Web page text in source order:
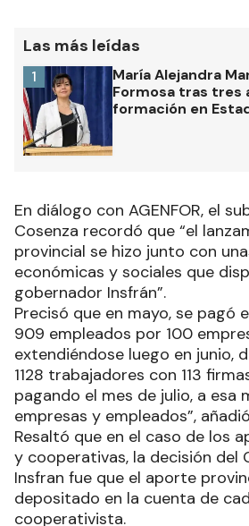
Las más leídas
María Alejandra
Formosa tras tres
formación en
1
En diálogo con AGENFOR, el
Cosenza recordó que “el
provincial se hizo junto con
económicas y sociales que
gobernador Insfrán”.
Precisó que en mayo, se pagó
909 empleados por 100
extendiéndose luego en junio,
1128 trabajadores con 113
pagando el mes de julio, a esa
empresas y empleados”,
Resaltó que en el caso de los
y cooperativas, la decisión del
Insfran fue que el aporte
depositado en la cuenta de
cooperativista.